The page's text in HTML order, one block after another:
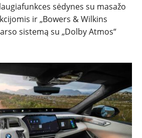
sėdynes su masažo
ir „Bowers & Wilkins
sistemą su „Dolby Atmos“